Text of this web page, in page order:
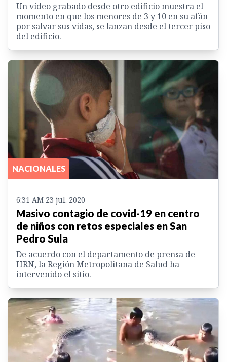
Un vídeo grabado desde otro edificio muestra el
momento en que los menores de 3 y 10 en su afán
por salvar sus vidas, se lanzan desde el tercer piso
del edificio.
NACIONALES
6:31 AM 23 jul. 2020
Masivo contagio de covid-19 en centro
de niños con retos especiales en San
Pedro Sula
De acuerdo con el departamento de prensa de
HRN, la Región Metropolitana de Salud ha
intervenido el sitio.